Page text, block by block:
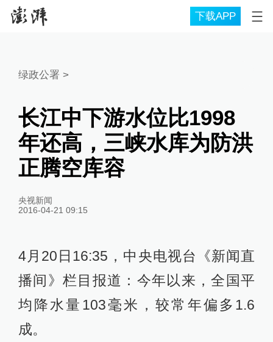
下载APP
绿政公署 >
长江中下游水位比1998
年还高，三峡水库为防洪
正腾空库容
央视新闻
2016-04-21 09:15
4月20日16:35，中央电视台《新闻直
播间》栏目报道：今年以来，全国平
均降水量103毫米，较常年偏多1.6
成。